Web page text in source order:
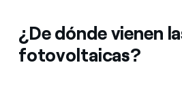
¿De dónde vienen
fotovoltaicas?